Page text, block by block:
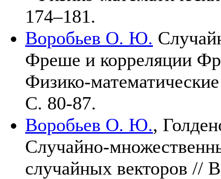
174–181.
Воробьев О. Ю.
Фреше и корреляции
Физико-
С. 80-87.
Воробьев О. Ю.,
Случайно-
случайных векторов //